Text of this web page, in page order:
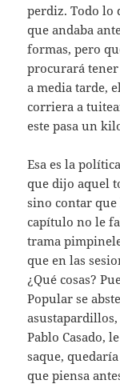
perdiz. Todo lo
que andaba
formas, pero
procurará
a media tarde,
corriera a
este pasa un
Esa es la
que dijo aquel
sino contar que
capítulo no le
trama
que en las
¿Qué cosas?
Popular se
Pablo Casado,
saque,
que piensa